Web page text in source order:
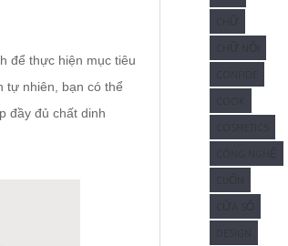
để thực hiện mục tiêu
tự nhiên, bạn có thể
đầy đủ chất dinh
COSMETICS
CỬA SỔ